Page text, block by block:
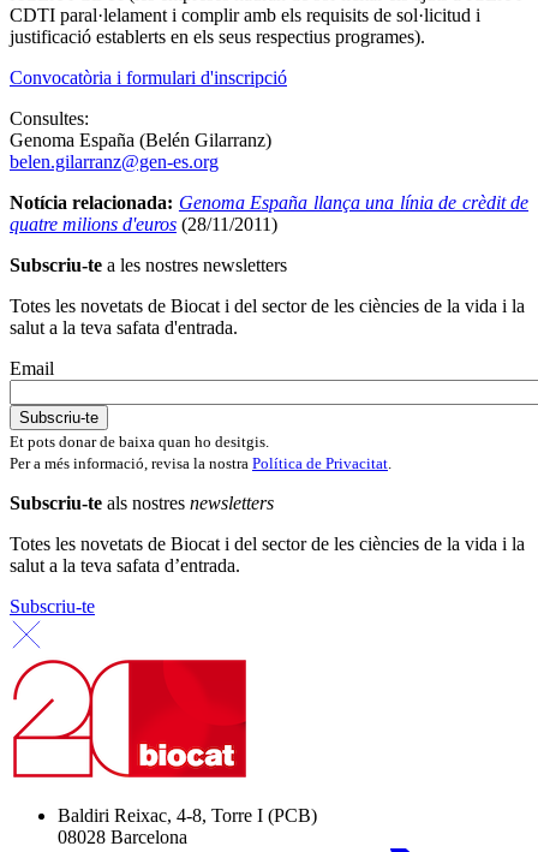
CDTI paral·lelament i complir amb els requisits de sol·licitud i
justificació establerts en els seus respectius programes).
Convocatòria i formulari d'inscripció
Consultes:
Genoma España (Belén Gilarranz)
belen.gilarranz@gen-es.org
Notícia relacionada: Genoma España llança una línia de crèdit de
quatre milions d'euros (28/11/2011)
Subscriu-te a les nostres newsletters
Totes les novetats de Biocat i del sector de les ciències de la vida i la
salut a la teva safata d'entrada.
Email
Et pots donar de baixa quan ho desitgis.
Per a més informació, revisa la nostra Política de Privacitat.
Subscriu-te als nostres newsletters
Totes les novetats de Biocat i del sector de les ciències de la vida i la
salut a la teva safata d’entrada.
Subscriu-te
Baldiri Reixac, 4-8, Torre I (PCB)
08028 Barcelona